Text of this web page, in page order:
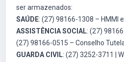
ser armazenados:
SAÚDE: (27) 98166-1308 – HMMI e
ASSISTÊNCIA SOCIAL: (27)
(27) 98166-0515 – Conselho
GUARDA CIVIL: (27) 3252-3711 |